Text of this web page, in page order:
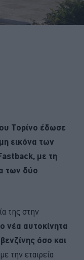
Τορίνο έδωσε
εικόνα των
με τη
των δύο
της στην
νέα αυτοκίνητα
όσο και
την εταιρεία